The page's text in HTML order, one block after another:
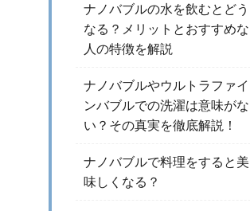
ナノバブルの水を飲むとどう
なる？メリットとおすすめな
人の特徴を解説
ナノバブルやウルトラファイ
ンバブルでの洗濯は意味がな
い？その真実を徹底解説！
ナノバブルで料理をすると美
味しくなる？